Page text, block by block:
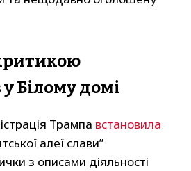
Білому домі
Трампа встановила
алеї слави”
з описами діяльності